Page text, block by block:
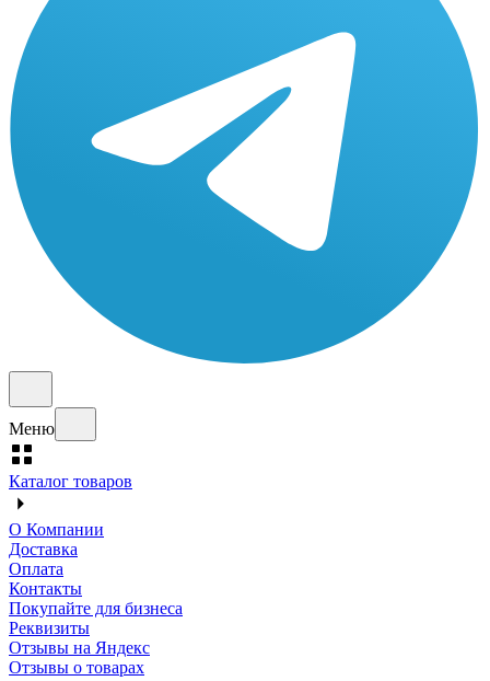
Меню
Каталог товаров
О Компании
Доставка
Оплата
Контакты
Покупайте для бизнеса
Реквизиты
Отзывы на Яндекс
Отзывы о товарах